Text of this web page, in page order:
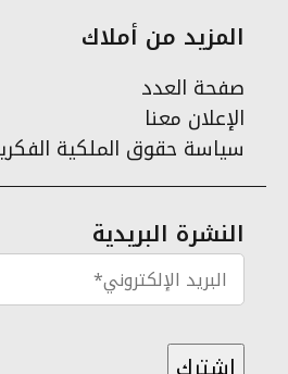
المزيد من أملاك
صفحة العدد
الإعلان معنا
سياسة حقوق الملكية
النشرة البريدية